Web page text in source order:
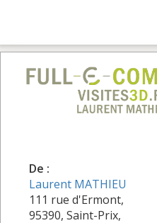
De :
Laurent MATHIEU
111 rue d'Ermont,
95390, Saint-Prix,